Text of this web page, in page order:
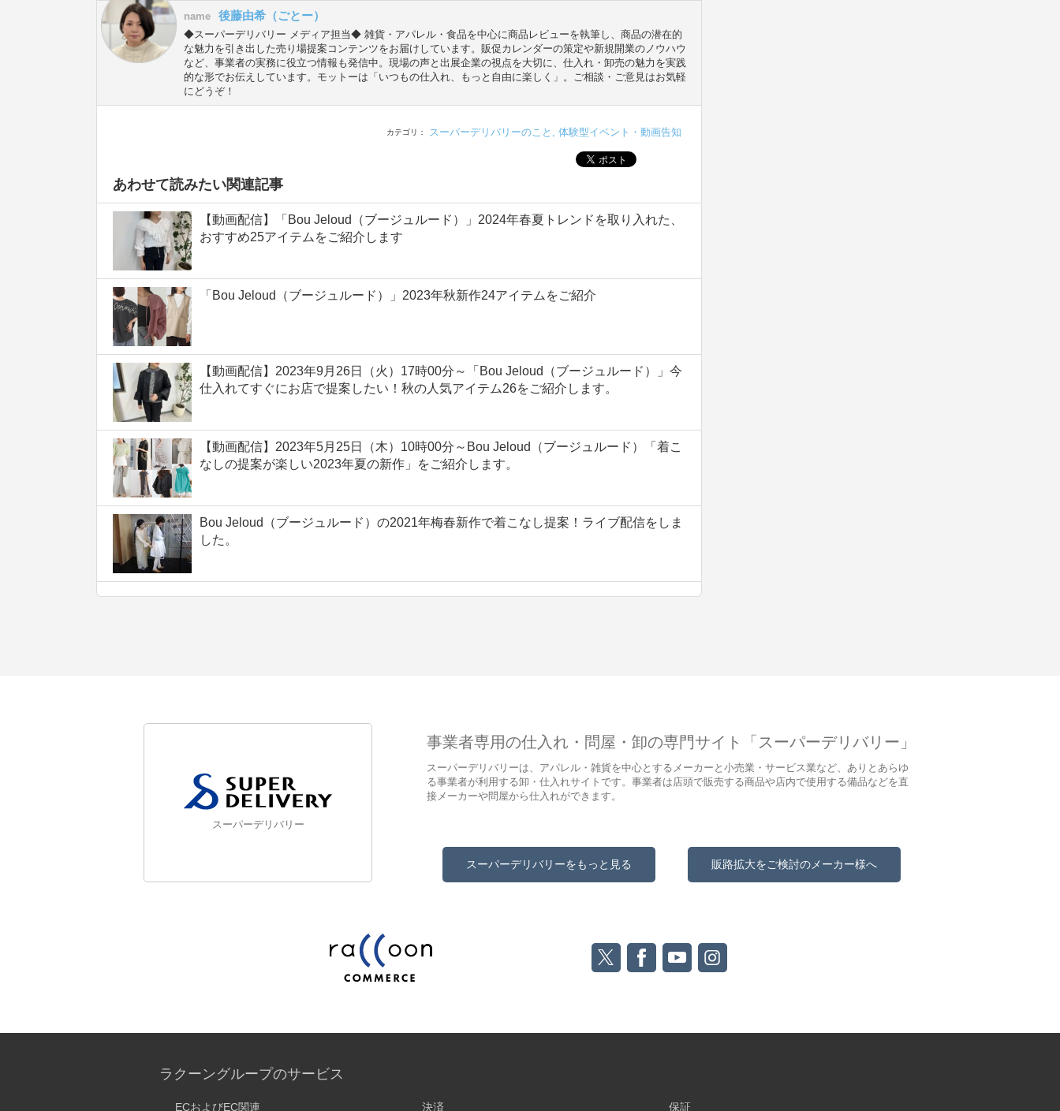
name 後藤由希（ごとー）
◆スーパーデリバリー メディア担当◆ 雑貨・アパレル・食品を中心に商品レビューを執筆し、商品の潜在的
な魅力を引き出した売り場提案コンテンツをお届けしています。販促カレンダーの策定や新規開業のノウハウ
など、事業者の実務に役立つ情報も発信中。現場の声と出展企業の視点を大切に、仕入れ・卸売の魅力を実践
的な形でお伝えしています。モットーは「いつもの仕入れ、もっと自由に楽しく」。ご相談・ご意見はお気軽
にどうぞ！
カテゴリ： スーパーデリバリーのこと 体験型イベント・動画告知
あわせて読みたい関連記事
【動画配信】「Bou Jeloud（ブージュルード）」2024年春夏トレンドを取り入れた、
おすすめ25アイテムをご紹介します
「Bou Jeloud（ブージュルード）」2023年秋新作24アイテムをご紹介
【動画配信】2023年9月26日（火）17時00分～「Bou Jeloud（ブージュルード）」今
仕入れてすぐにお店で提案したい！秋の人気アイテム26をご紹介します。
【動画配信】2023年5月25日（木）10時00分～Bou Jeloud（ブージュルード）「着こ
なしの提案が楽しい2023年夏の新作」をご紹介します。
Bou Jeloud（ブージュルード）の2021年梅春新作で着こなし提案！ライブ配信をしま
した。
スーパーデリバリー
事業者専用の仕入れ・問屋・卸の専門サイト「スーパーデリバリー」
スーパーデリバリーは、アパレル・雑貨を中心とするメーカーと小売業・サービス業など、ありとあらゆ
る事業者が利用する卸・仕入れサイトです。事業者は店頭で販売する商品や店内で使用する備品などを直
接メーカーや問屋から仕入れができます。
スーパーデリバリーをもっと見る 販路拡大をご検討のメーカー様へ
ラクーングループのサービス
ECおよびEC関連 決済 保証